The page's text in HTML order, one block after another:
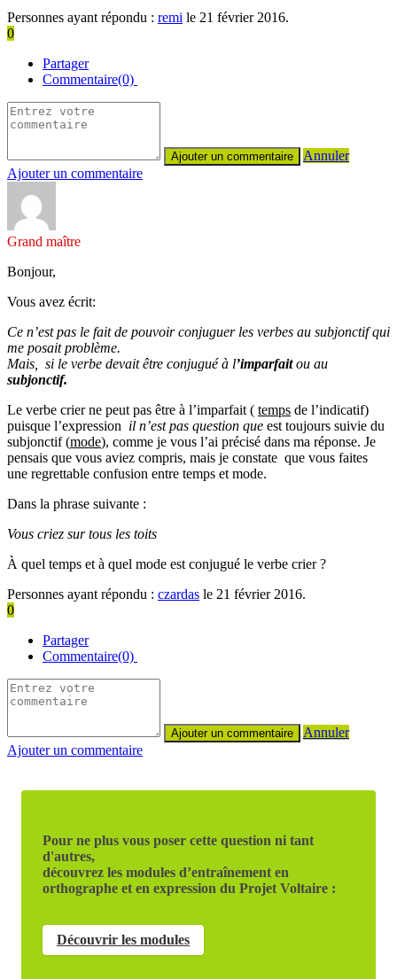
Personnes ayant répondu : remi le 21 février 2016.
0
Partager
Commentaire(0)
Annuler
Ajouter un commentaire
Grand maître
Bonjour,
Vous avez écrit:
Ce n’est pas le fait de pouvoir conjuguer les verbes au subjonctif qui
me posait problème.
Mais, si le verbe devait être conjugué à l’imparfaitou au
subjonctif.
Le verbe crier ne peut pas être à l’imparfait ( temps de l’indicatif)
puisque l’expression il n’est pas question que est toujours suivie du
subjonctif (mode), comme je vous l’ai précisé dans ma réponse. Je
pensais que vous aviez compris, mais je constate que vous faites
une regrettable confusion entre temps et mode.
Dans la phrase suivante :
Vous criez sur tous les toits
À quel temps et à quel mode est conjugué le verbe crier ?
Personnes ayant répondu : czardas le 21 février 2016.
0
Partager
Commentaire(0)
Annuler
Ajouter un commentaire
Pour ne plus vous poser cette question ni tant
d'autres,
découvrez les modules d’entraînement en
orthographe et en expression du Projet Voltaire :
Découvrir les modules